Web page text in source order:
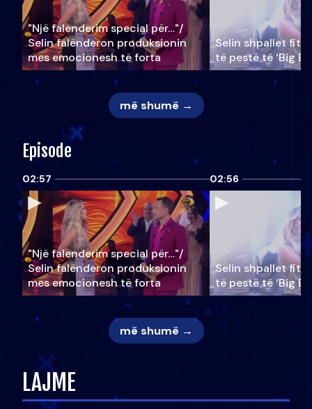
"Një falenderim special për…"/
Selin falënderon produksionin
mes emocionesh të forta
Selin shpallet
të pestë të ‘Big
më shumë →
Episode
02:57
"Një falenderim special për…"/
Selin falënderon produksionin
mes emocionesh të forta
02:56
Selin shpallet
të pestë të ‘Big
më shumë →
LAJME